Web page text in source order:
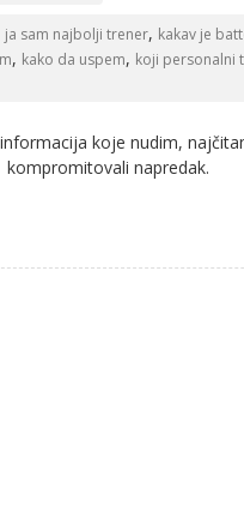
ja sam najbolji trener, kakav je
, kako da uspem, koji personalni
koje nudim,
napredak.